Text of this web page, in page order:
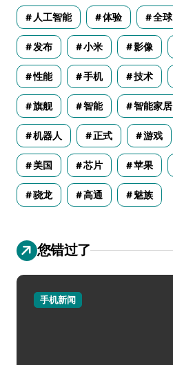
人工智能 体验 全球
发布 小米 影像
性能 手机 技术
旗舰 智能 智能家居
机器人 正式 游戏
美国 芯片 苹果
骁龙 高通 魅族
您错过了
手机新闻